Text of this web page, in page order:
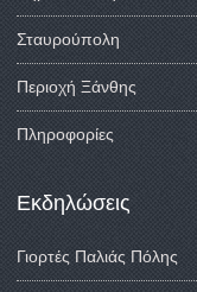
Σταυρούπολη
Περιοχή Ξάνθης
Πληροφορίες
Εκδηλώσεις
Γιορτές Παλιάς Πόλης